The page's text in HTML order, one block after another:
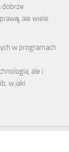
dobrze
ale wiele
w programach
ale i
w jaki